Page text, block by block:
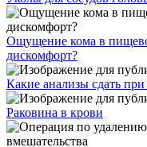
Ощущение кома в
дискомфорт?
Какие анализы сдать
Раковина в крови